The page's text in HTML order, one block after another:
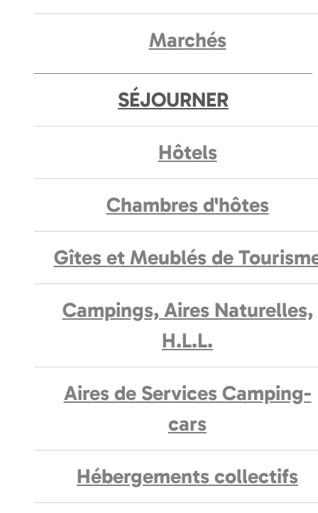
Marchés
SÉJOURNER
Hôtels
Chambres d'hôtes
Gîtes et Meublés de
Campings, Aires Naturelles,
H.L.L.
Aires de Services Camping-
cars
Hébergements collectifs